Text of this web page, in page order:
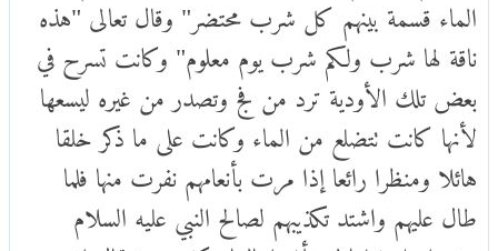
ناقة لها شرب ولكم شرب يوم معلوم" وكانت تسرح في
بعض تلك الأودية ترد من فج وتصدر من غيره ليسعها
لأنها كانت تتضلع من الماء وكانت على ما ذكر خلقا
هائلا ومنظرا رائعا إذا مرت بأنعامهم نفرت منها فلما
طال عليهم واشتد تكذيبهم لصالح النبي عليه السلام